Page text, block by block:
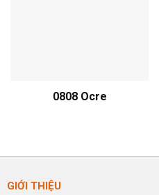
0808 Ocre
GIỚI THIỆU